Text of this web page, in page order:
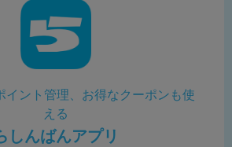
イント管理、お得なクーポンも使
える
しんばんアプリ